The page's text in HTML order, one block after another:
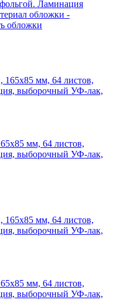
Ламинация
обложки -
обложки
мм, 64 листов,
выборочный УФ-лак,
мм, 64 листов,
выборочный УФ-лак,